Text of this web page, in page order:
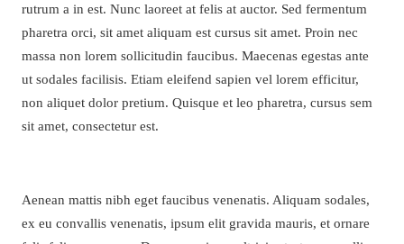
rutrum a in est. Nunc laoreet at felis at auctor. Sed fermentum
pharetra orci, sit amet aliquam est cursus sit amet. Proin nec
massa non lorem sollicitudin faucibus. Maecenas egestas ante
ut sodales facilisis. Etiam eleifend sapien vel lorem efficitur,
non aliquet dolor pretium. Quisque et leo pharetra, cursus sem
sit amet, consectetur est.
Aenean mattis nibh eget faucibus venenatis. Aliquam sodales,
ex eu convallis venenatis, ipsum elit gravida mauris, et ornare